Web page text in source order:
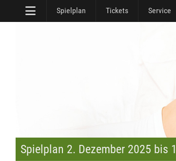
Spielplan Tickets Service
Spielplan 2. Dezember 2025 bis